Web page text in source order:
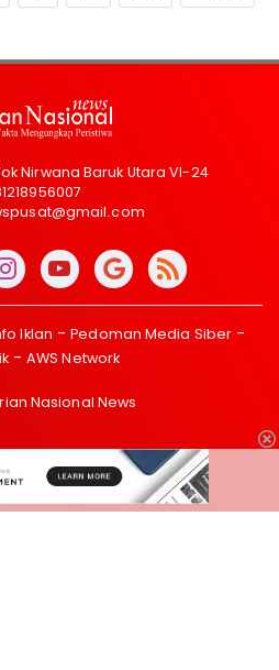
Nirwana Baruk Utara VI-24
Iklan
Pedoman Media Siber
AWS Network
Nasional News